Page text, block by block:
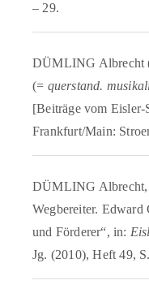
– 29.
DÜMLING Albrecht
(= querstand.
[Beiträge vom Eisler-
Frankfurt/Main:
DÜMLING Albrecht,
Wegbereiter. Edward
und Förderer“, in:
Jg. (2010), Heft 49,